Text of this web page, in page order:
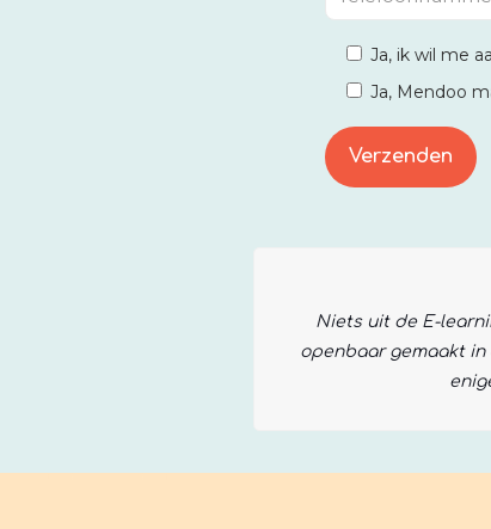
Ja, ik wil me
Ja, Mendoo
Niets uit de E-
openbaar gemaakt in